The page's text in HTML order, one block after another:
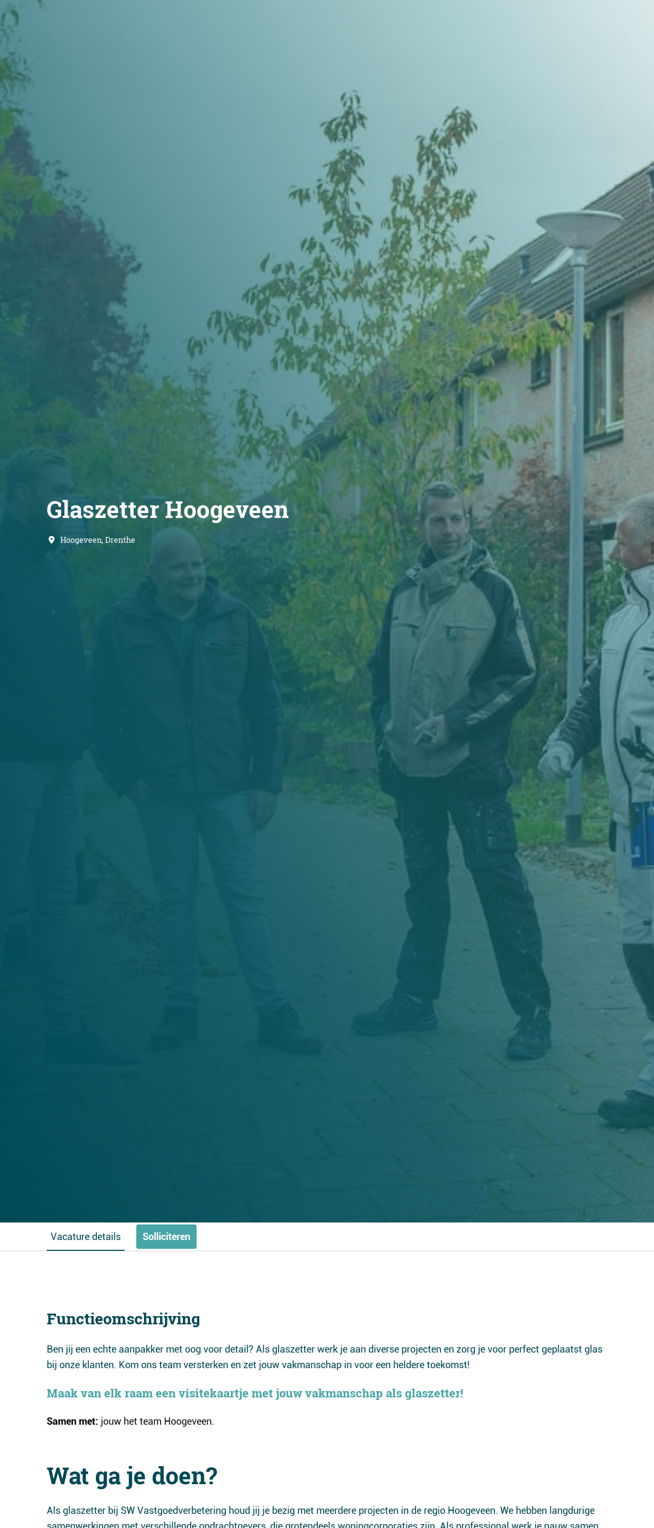
Glaszetter Hoogeveen
Hoogeveen,Drenthe
Vacature details Solliciteren
Functieomschrijving
Ben jij een echte aanpakker met oog voor detail? Als glaszetter werk je aan diverse projecten en zorg je voor perfect geplaatst glas
bij onze klanten. Kom ons team versterken en zet jouw vakmanschap in voor een heldere toekomst!
Maak van elk raam een visitekaartje met jouw vakmanschap als glaszetter!
Samen met: jouw het team Hoogeveen.
Wat ga je doen?
Als glaszetter bij SW Vastgoedverbetering houd jij je bezig met meerdere projecten in de regio Hoogeveen. We hebben langdurige